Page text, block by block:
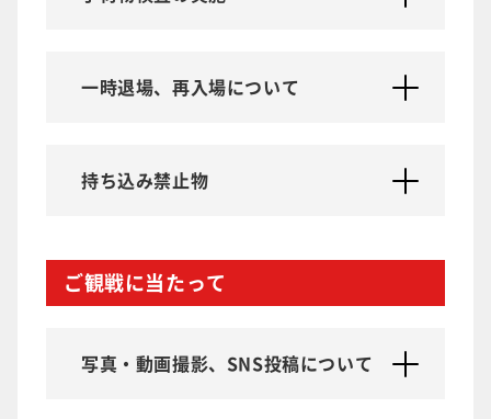
一時退場、再入場について
持ち込み禁止物
ご観戦に当たって
写真・動画撮影、SNS投稿について